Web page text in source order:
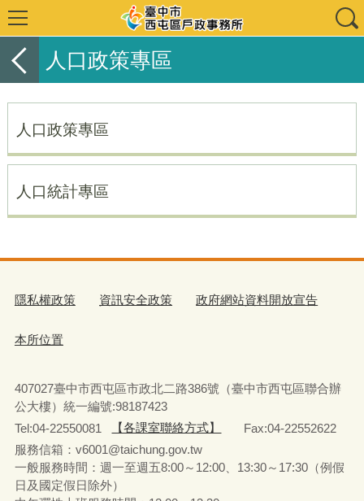
人口政策專區
人口政策專區
人口統計專區
隱私權政策 資訊安全政策 政府網站資料開放宣告
本所位置
407027臺中市西屯區市政北二路386號（臺中市西屯區聯合辦
公大樓）統一編號:98187423
Tel:04-22550081
【各課室聯絡方式】
Fax:04-22552622
服務信箱：v6001@taichung.gov.tw
一般服務時間：週一至週五8:00～12:00、13:30～17:30（例假
日及國定假日除外）